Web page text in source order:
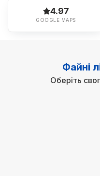
4.97
GOOGLE MAPS
Файні
Оберіть